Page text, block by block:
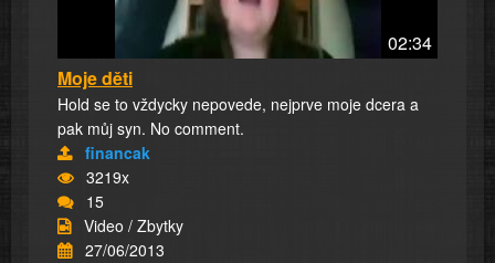
02:34
Moje děti
Hold se to vždycky nepovede, nejprve moje dcera a
pak můj syn. No comment.
financak
3219x
15
Video / Zbytky
27/06/2013